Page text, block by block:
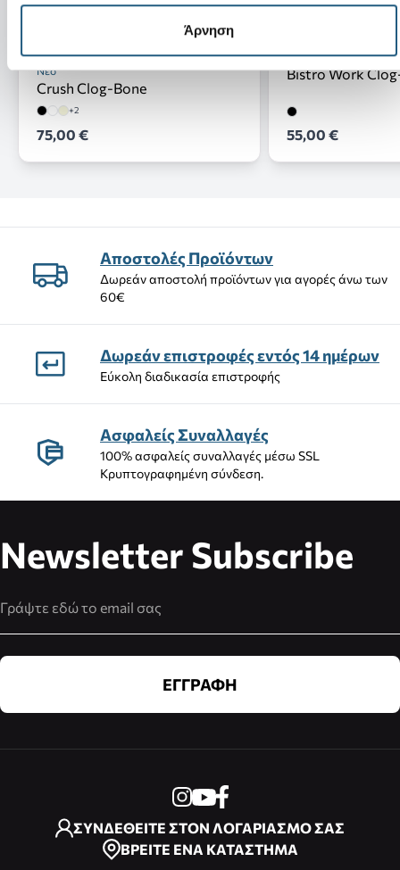
Άρνηση
Νέο
Crush Clog-Bone
+2
75,00 €
Bistro Work
55,00 €
Αποστολές Προϊόντων
Δωρεάν αποστολή προϊόντων για αγορές άνω των
60€
Δωρεάν επιστροφές εντός 14 ημέρων
Εύκολη διαδικασία επιστροφής
Ασφαλείς Συναλλαγές
100% ασφαλείς συναλλαγές μέσω SSL
Κρυπτογραφημένη σύνδεση.
Newsletter Subscribe
ΕΓΓΡΑΦΗ
ΣΥΝΔΕΘΕΙΤΕ ΣΤΟΝ ΛΟΓΑΡΙΑΣΜΟ ΣΑΣ
ΒΡΕΙΤΕ ΕΝΑ ΚΑΤΑΣΤΗΜΑ